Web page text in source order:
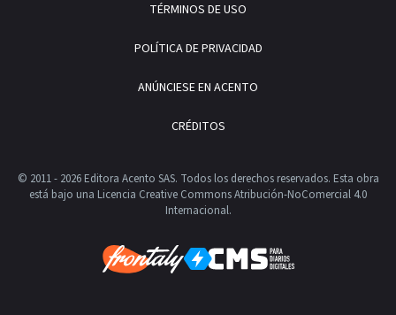
TÉRMINOS DE USO
POLÍTICA DE PRIVACIDAD
ANÚNCIESE EN ACENTO
CRÉDITOS
© 2011 - 2026 Editora Acento SAS. Todos los derechos reservados. Esta obra
está bajo una Licencia Creative Commons Atribución-NoComercial 4.0
Internacional.